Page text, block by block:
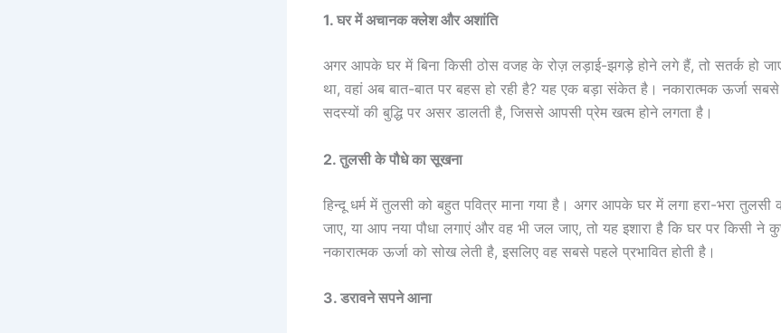
1. घर में अचानक क्लेश और अशांति
अगर आपके घर में बिना किसी ठोस वजह के रोज़ लड़ाई-झगड़े होने लगे हैं, तो सतर्क हो
था, वहां अब बात-बात पर बहस हो रही है? यह एक बड़ा संकेत है। नकारात्मक ऊर्जा
सदस्यों की बुद्धि पर असर डालती है, जिससे आपसी प्रेम खत्म होने लगता है।
2. तुलसी के पौधे का सूखना
हिन्दू धर्म में तुलसी को बहुत पवित्र माना गया है। अगर आपके घर में लगा हरा-भरा
जाए, या आप नया पौधा लगाएं और वह भी जल जाए, तो यह इशारा है कि घर पर किसी ने
नकारात्मक ऊर्जा को सोख लेती है, इसलिए वह सबसे पहले प्रभावित होती है।
3. डरावने सपने आना